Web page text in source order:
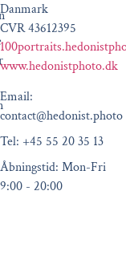
Danmark
CVR 43612395
www.hedonistphoto.dk
Email:
contact@hedonist.photo
Tel: +45 55 20 35 13
Åbningstid: Mon-Fri
9:00 - 20:00